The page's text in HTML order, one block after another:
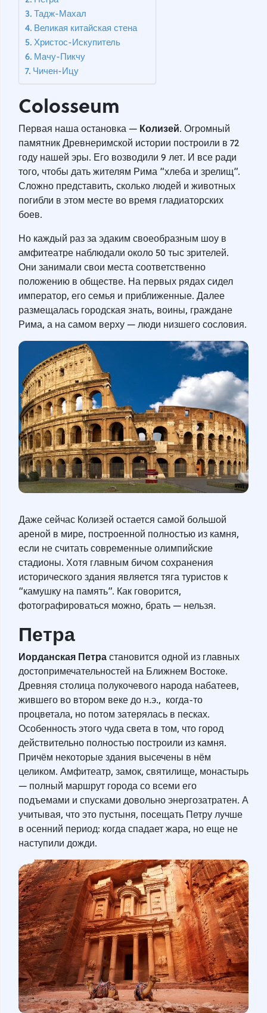
Тадж-Махал
Великая китайская стена
Христос-Искупитель
Мачу-Пикчу
Чичен-Ицу
Colosseum
Первая наша остановка — Колизей. Огромный
памятник Древнеримской истории построили в 72
году нашей эры. Его возводили 9 лет. И все ради
того, чтобы дать жителям Рима “хлеба и зрелищ”.
Сложно представить, сколько людей и животных
погибли в этом месте во время гладиаторских
боев.
Но каждый раз за эдаким своеобразным шоу в
амфитеатре наблюдали около 50 тыс зрителей.
Они занимали свои места соответственно
положению в обществе. На первых рядах сидел
император, его семья и приближенные. Далее
размещалась городская знать, воины, граждане
Рима, а на самом верху — люди низшего сословия.
Даже сейчас Колизей остается самой большой
ареной в мире, построенной полностью из камня,
если не считать современные олимпийские
стадионы. Хотя главным бичом сохранения
исторического здания является тяга туристов к
“камушку на память”. Как говорится,
фотографироваться можно, брать — нельзя.
Петра
Иорданская Петрастановится одной из главных
достопримечательностей на Ближнем Востоке.
Древняя столица полукочевого народа набатеев,
жившего во втором веке до н.э., когда-то
процветала, но потом затерялась в песках.
Особенность этого чуда света в том, что город
действительно полностью построили из камня.
Причём некоторые здания высечены в нём
целиком. Амфитеатр, замок, святилище, монастырь
— полный маршрут города со всеми его
подъемами и спусками довольно энергозатратен. А
учитывая, что это пустыня, посещать Петру лучше
в осенний период: когда спадает жара, но еще не
наступили дожди.